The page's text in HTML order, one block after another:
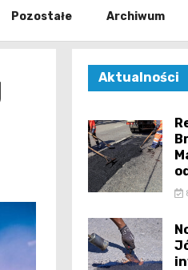
Pozostałe Archiwum
Aktualności